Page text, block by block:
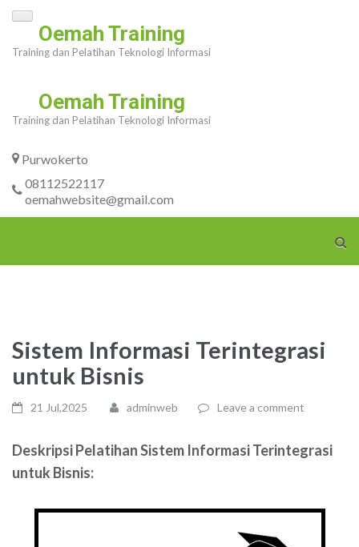
Skip
content
Enter)
Oemah Training
Training dan Pelatihan Teknologi Informasi
Oemah Training
Training dan Pelatihan Teknologi Informasi
Purwokerto
08112522117
oemahwebsite@gmail.com
Sistem Informasi Terintegrasi
untuk Bisnis
21 Jul,2025 adminweb Leave a comment
Deskripsi PelatihanSistem Informasi Terintegrasi
untuk Bisnis: